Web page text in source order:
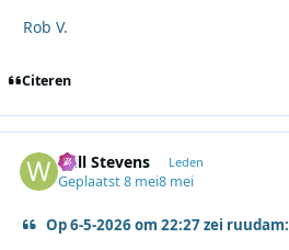
Rob V.
Citeren
Will Stevens Leden
Geplaatst8 mei8 mei
Op 6-5-2026 om 22:27 zei ruudam: